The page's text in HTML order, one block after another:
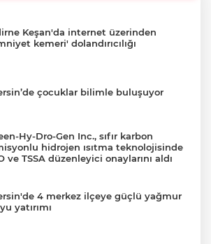
Keşan'da internet üzerinden
kemeri' dolandırıcılığı
çocuklar bilimle buluşuyor
Hy-Dro-Gen Inc., sıfır karbon
hidrojen ısıtma teknolojisinde
ve TSSA düzenleyici onaylarını aldı
4 merkez ilçeye güçlü yağmur
yatırımı